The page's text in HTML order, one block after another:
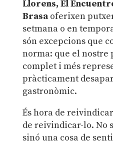
Llorens, El
Brasa oferixen
setmana o en
són excepcions que
norma: que el nostre
complet i més
pràcticament
gastronòmic.
És hora de
de reivindicar-lo. No
sinó una cosa de